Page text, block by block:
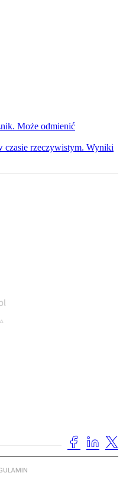
Może odmienić
czasie rzeczywistym. Wyniki